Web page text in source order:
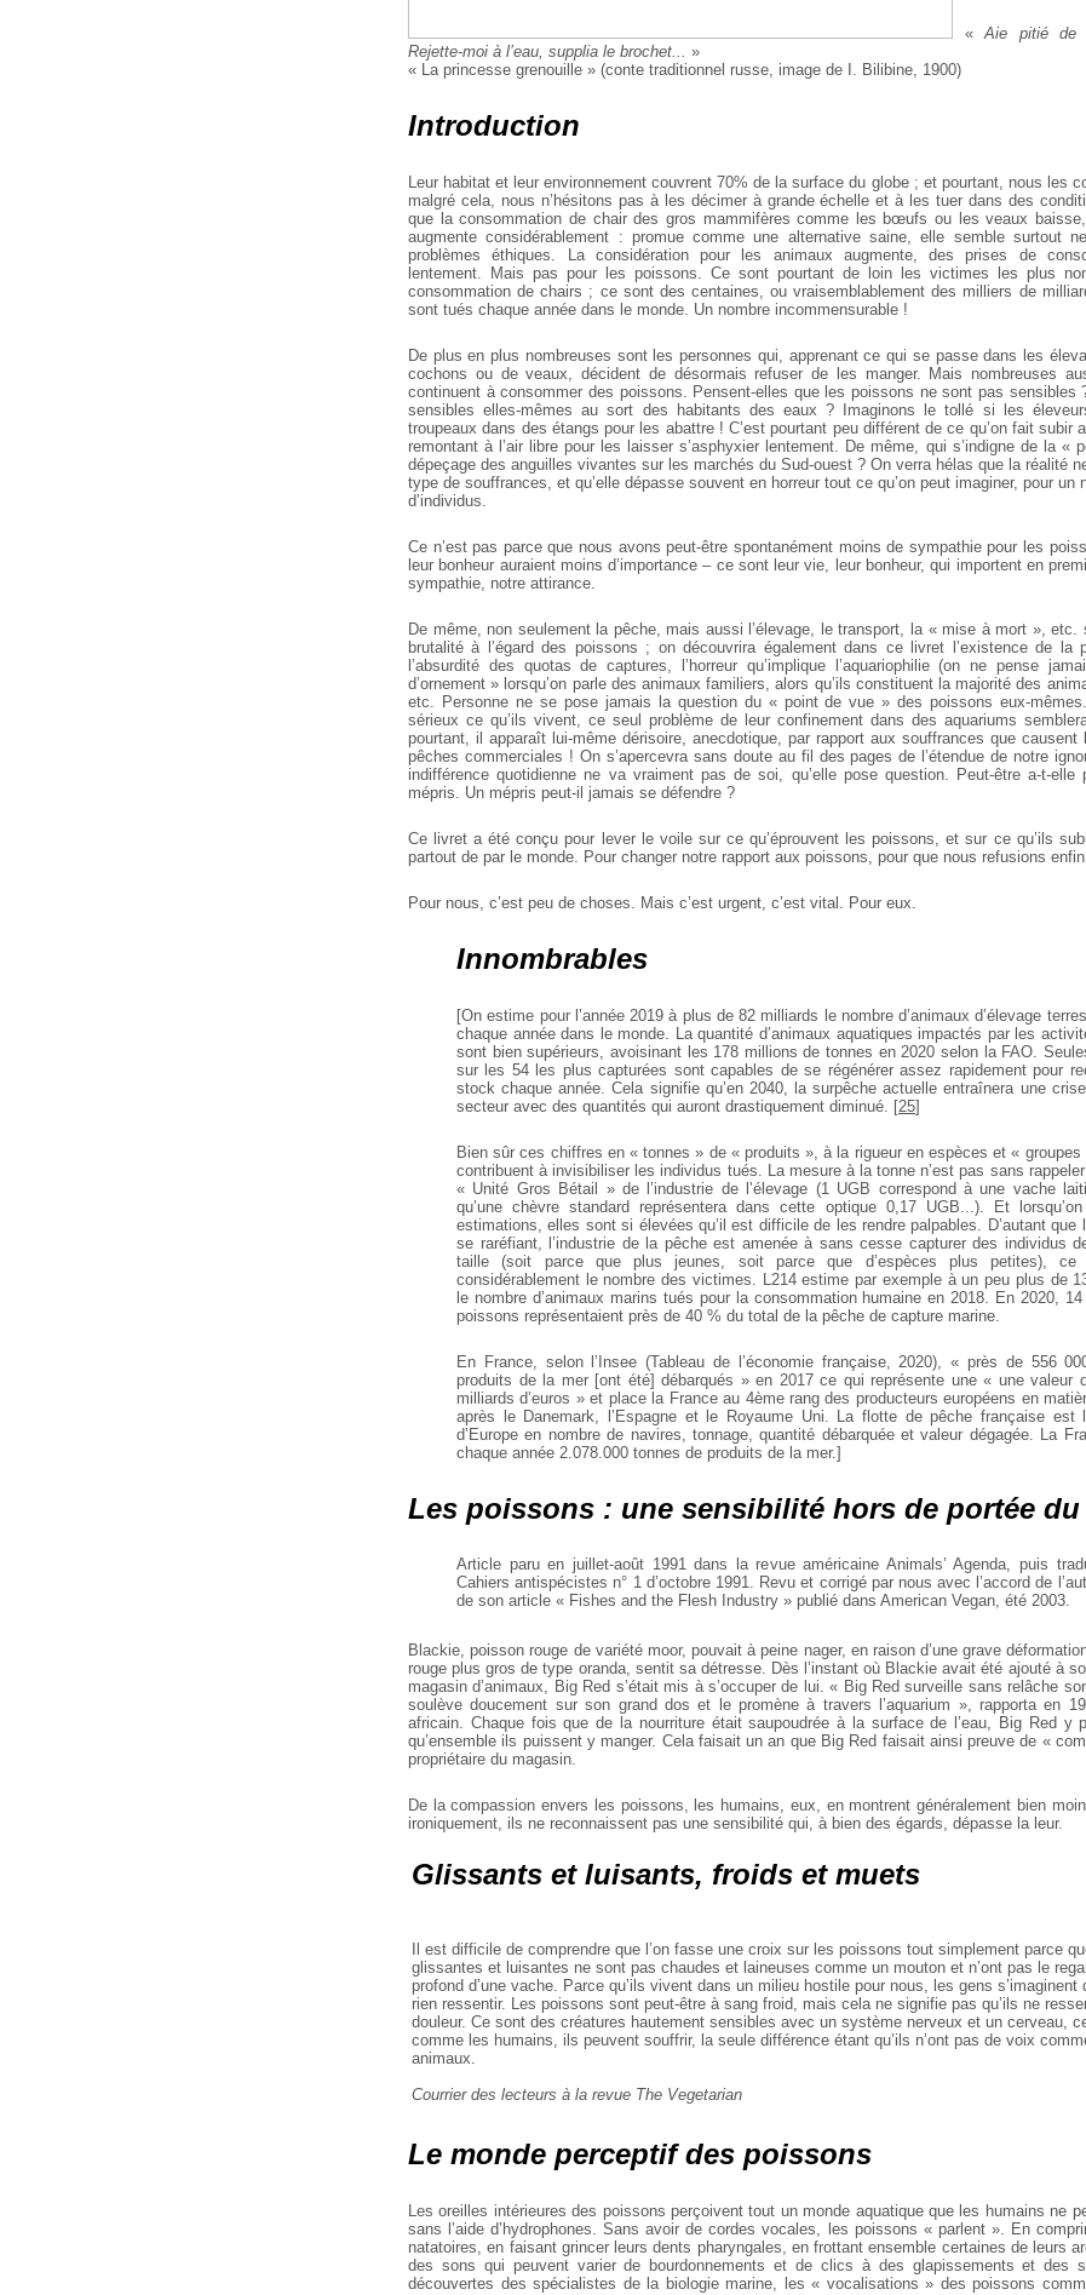
«Aie pitié de
Rejette-moi à l’eau, supplia le brochet... »
« La princesse grenouille » (conte traditionnel russe, image de I. Bilibine, 1900)
Introduction
Leur habitat et leur environnement couvrent 70% de la surface du globe ; et pourtant, nous les
malgré cela, nous n’hésitons pas à les décimer à grande échelle et à les tuer dans des
que la consommation de chair des gros mammifères comme les bœufs ou les veaux
augmente considérablement : promue comme une alternative saine, elle semble surtout
problèmes éthiques. La considération pour les animaux augmente, des prises de
lentement. Mais pas pour les poissons. Ce sont pourtant de loin les victimes les plus
consommation de chairs ; ce sont des centaines, ou vraisemblablement des milliers de
sont tués chaque année dans le monde. Un nombre incommensurable !
De plus en plus nombreuses sont les personnes qui, apprenant ce qui se passe dans les
cochons ou de veaux, décident de désormais refuser de les manger. Mais nombreuses
continuent à consommer des poissons. Pensent-elles que les poissons ne sont pas sensibles
sensibles elles-mêmes au sort des habitants des eaux ? Imaginons le tollé si les
troupeaux dans des étangs pour les abattre ! C’est pourtant peu différent de ce qu’on fait subir
remontant à l’air libre pour les laisser s’asphyxier lentement. De même, qui s’indigne de la «
dépeçage des anguilles vivantes sur les marchés du Sud-ouest ? On verra hélas que la réalité
type de souffrances, et qu’elle dépasse souvent en horreur tout ce qu’on peut imaginer, pour un
d’individus.
Ce n’est pas parce que nous avons peut-être spontanément moins de sympathie pour les
leur bonheur auraient moins d’importance – ce sont leur vie, leur bonheur, qui importent en
sympathie, notre attirance.
De même, non seulement la pêche, mais aussi l’élevage, le transport, la « mise à mort », etc.
brutalité à l’égard des poissons ; on découvrira également dans ce livret l’existence de la
l’absurdité des quotas de captures, l’horreur qu’implique l’aquariophilie (on ne pense
d’ornement » lorsqu’on parle des animaux familiers, alors qu’ils constituent la majorité des
etc. Personne ne se pose jamais la question du « point de vue » des poissons eux-
sérieux ce qu’ils vivent, ce seul problème de leur confinement dans des aquariums
pourtant, il apparaît lui-même dérisoire, anecdotique, par rapport aux souffrances que
pêches commerciales ! On s’apercevra sans doute au fil des pages de l’étendue de notre
indifférence quotidienne ne va vraiment pas de soi, qu’elle pose question. Peut-être a-t-
mépris. Un mépris peut-il jamais se défendre ?
Ce livret a été conçu pour lever le voile sur ce qu’éprouvent les poissons, et sur ce qu’ils
partout de par le monde. Pour changer notre rapport aux poissons, pour que nous refusions
Pour nous, c’est peu de choses. Mais c’est urgent, c’est vital. Pour eux.
Innombrables
[On estime pour l’année 2019 à plus de 82 milliards le nombre d’animaux d’élevage
chaque année dans le monde. La quantité d’animaux aquatiques impactés par les
sont bien supérieurs, avoisinant les 178 millions de tonnes en 2020 selon la FAO.
sur les 54 les plus capturées sont capables de se régénérer assez rapidement pour
stock chaque année. Cela signifie qu’en 2040, la surpêche actuelle entraînera une
secteur avec des quantités qui auront drastiquement diminué. [25]
Bien sûr ces chiffres en « tonnes » de « produits », à la rigueur en espèces et « groupes
contribuent à invisibiliser les individus tués. La mesure à la tonne n’est pas sans
« Unité Gros Bétail » de l’industrie de l’élevage (1 UGB correspond à une vache
qu’une chèvre standard représentera dans cette optique 0,17 UGB...). Et
estimations, elles sont si élevées qu’il est difficile de les rendre palpables. D’autant que
se raréfiant, l’industrie de la pêche est amenée à sans cesse capturer des individus
taille (soit parce que plus jeunes, soit parce que d’espèces plus petites), ce
considérablement le nombre des victimes. L214 estime par exemple à un peu plus de
le nombre d’animaux marins tués pour la consommation humaine en 2018. En 2020,
poissons représentaient près de 40 % du total de la pêche de capture marine.
En France, selon l’Insee (Tableau de l’économie française, 2020), « près de 556
produits de la mer [ont été] débarqués » en 2017 ce qui représente une « une valeur
milliards d’euros » et place la France au 4ème rang des producteurs européens en
après le Danemark, l’Espagne et le Royaume Uni. La flotte de pêche française est
d’Europe en nombre de navires, tonnage, quantité débarquée et valeur dégagée. La
chaque année 2.078.000 tonnes de produits de la mer.]
Les poissons : une sensibilité hors de portée
Article paru en juillet-août 1991 dans la revue américaine Animals’ Agenda, puis
Cahiers antispécistes n° 1 d’octobre 1991. Revu et corrigé par nous avec l’accord de
de son article « Fishes and the Flesh Industry » publié dans American Vegan, été 2003.
Blackie, poisson rouge de variété moor, pouvait à peine nager, en raison d’une grave
rouge plus gros de type oranda, sentit sa détresse. Dès l’instant où Blackie avait été ajouté à
magasin d’animaux, Big Red s’était mis à s’occuper de lui. « Big Red surveille sans relâche
soulève doucement sur son grand dos et le promène à travers l’aquarium », rapporta en
africain. Chaque fois que de la nourriture était saupoudrée à la surface de l’eau, Big Red y
qu’ensemble ils puissent y manger. Cela faisait un an que Big Red faisait ainsi preuve de «
propriétaire du magasin.
De la compassion envers les poissons, les humains, eux, en montrent généralement bien
ironiquement, ils ne reconnaissent pas une sensibilité qui, à bien des égards, dépasse la leur.
Glissants et luisants, froids et muets
Il est difficile de comprendre que l’on fasse une croix sur les poissons tout simplement parce
glissantes et luisantes ne sont pas chaudes et laineuses comme un mouton et n’ont pas le
profond d’une vache. Parce qu’ils vivent dans un milieu hostile pour nous, les gens s’imaginent
rien ressentir. Les poissons sont peut-être à sang froid, mais cela ne signifie pas qu’ils ne
douleur. Ce sont des créatures hautement sensibles avec un système nerveux et un cerveau,
comme les humains, ils peuvent souffrir, la seule différence étant qu’ils n’ont pas de voix
animaux.
Courrier des lecteurs à la revue The Vegetarian
Le monde perceptif des poissons
Les oreilles intérieures des poissons perçoivent tout un monde aquatique que les humains ne
sans l’aide d’hydrophones. Sans avoir de cordes vocales, les poissons « parlent ». En
natatoires, en faisant grincer leurs dents pharyngales, en frottant ensemble certaines de leurs
des sons qui peuvent varier de bourdonnements et de clics à des glapissements et des
découvertes des spécialistes de la biologie marine, les « vocalisations » des poissons